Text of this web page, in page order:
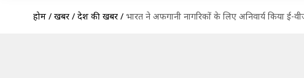
होम / खबरें / देश की खबरें / भारत ने अफगानी नागरिकों के लिए अनिवार्य किया